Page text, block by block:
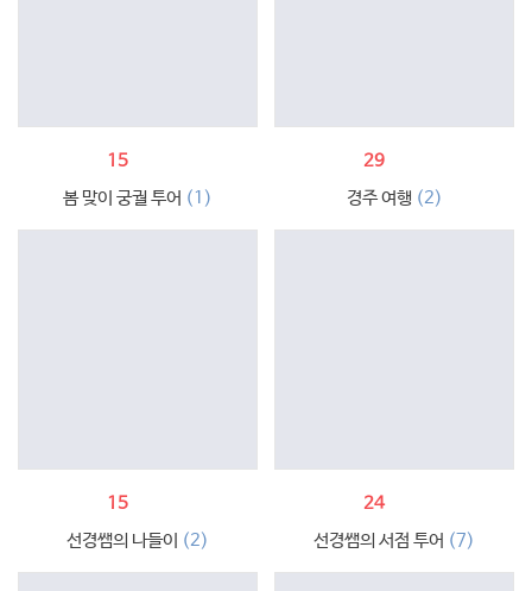
15
봄 맞이 궁궐 투어 (1)
29
경주 여행 (2)
15
선경쌤의 나들이 (2)
24
선경쌤의 서점 투어 (7)